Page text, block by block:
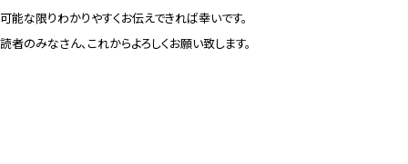
可能な限りわかりやすくお伝えできれば幸いです。
読者のみなさん、これからよろしくお願い致します。